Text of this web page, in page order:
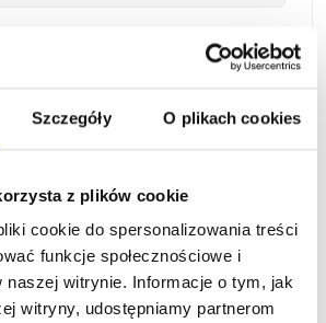
Szczegóły O plikach cookies
z plików cookie
cookie do spersonalizowania treści
funkcje społecznościowe i
naszej witrynie. Informacje o tym, jak
witryny, udostępniamy partnerom